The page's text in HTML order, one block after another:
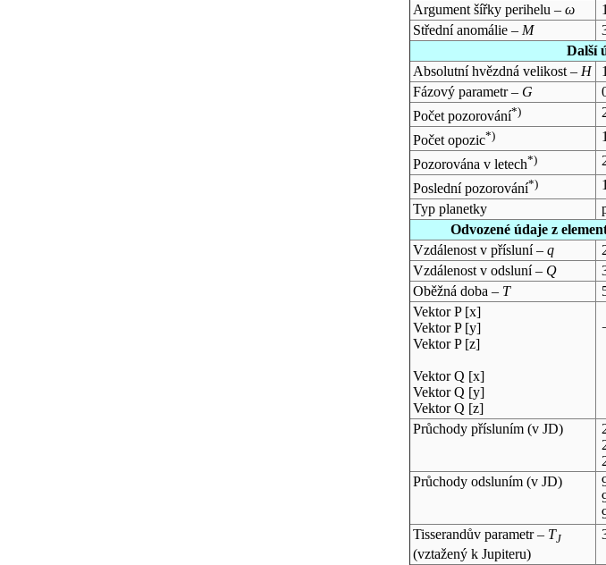
Argument šířky perihelu – ω
Střední anomálie – M
Další
Absolutní hvězdná velikost – H
Fázový parametr – G
Počet pozorování*)
Počet opozic*)
Pozorována v letech*)
Poslední pozorování*)
Typ planetky
Odvozené údaje z
Vzdálenost v přísluní – q
Vzdálenost v odsluní – Q
Oběžná doba – T
Vektor P [x]
Vektor P [y]
Vektor P [z]
Vektor Q [x]
Vektor Q [y]
Vektor Q [z]
Průchody přísluním (v JD)
Průchody odsluním (v JD)
Tisserandův parametr – TJ
(vztažený k Jupiteru)